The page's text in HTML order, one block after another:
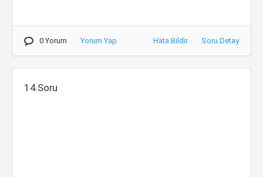
0 Yorum Yorum Yap Hata Bildir Soru Detay
14.Soru